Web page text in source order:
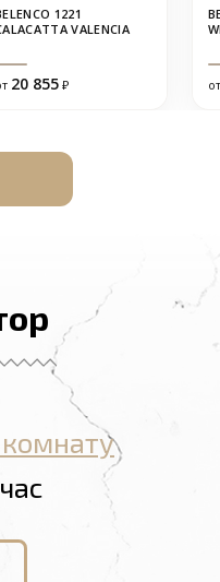
1221
VALENCIA
20 855 ₽ от